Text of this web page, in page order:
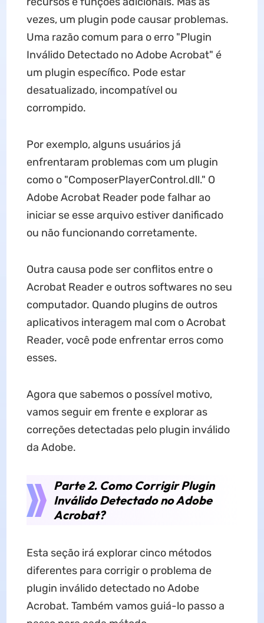
vezes, um plugin pode causar problemas.
Uma razão comum para o erro "Plugin
Inválido Detectado no Adobe Acrobat" é
um plugin específico. Pode estar
desatualizado, incompatível ou
corrompido.
Por exemplo, alguns usuários já
enfrentaram problemas com um plugin
como o "ComposerPlayerControl.dll." O
Adobe Acrobat Reader pode falhar ao
iniciar se esse arquivo estiver danificado
ou não funcionando corretamente.
Outra causa pode ser conflitos entre o
Acrobat Reader e outros softwares no seu
computador. Quando plugins de outros
aplicativos interagem mal com o Acrobat
Reader, você pode enfrentar erros como
esses.
Agora que sabemos o possível motivo,
vamos seguir em frente e explorar as
correções detectadas pelo plugin inválido
da Adobe.
Parte 2. Como Corrigir Plugin
Inválido Detectado no Adobe
Acrobat?
Esta seção irá explorar cinco métodos
diferentes para corrigir o problema de
plugin inválido detectado no Adobe
Acrobat. Também vamos guiá-lo passo a